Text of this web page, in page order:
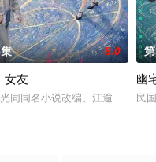
纸维生，却因一具流血的新
8.0
女友
同同名小说改编。江逾白长大
幽
民